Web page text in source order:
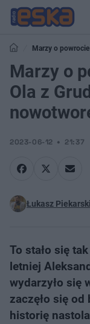
Marzy o
Marzy o
Ola z
2023-06-12 21:37
Łukasz Piekarski
To stało się
letniej
wydarzyło się
zaczęło się
historię